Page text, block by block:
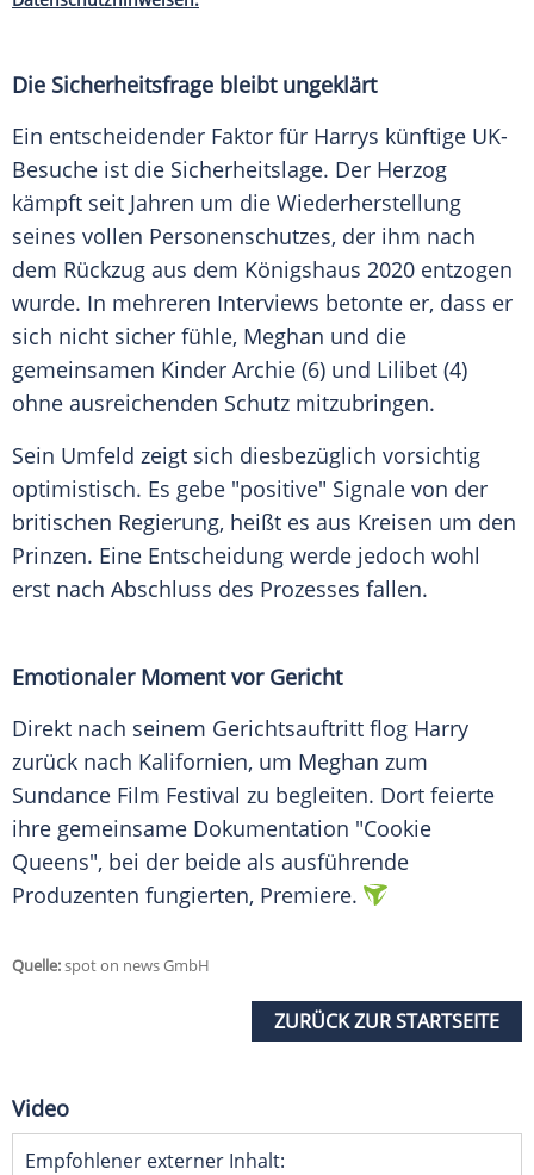
Die Sicherheitsfrage bleibt ungeklärt
Ein entscheidender Faktor für Harrys künftige UK-
Besuche ist die Sicherheitslage. Der Herzog
kämpft seit Jahren um die Wiederherstellung
seines vollen Personenschutzes, der ihm nach
dem Rückzug aus dem Königshaus 2020 entzogen
wurde. In mehreren Interviews betonte er, dass er
sich nicht sicher fühle, Meghan und die
gemeinsamen Kinder Archie (6) und Lilibet (4)
ohne ausreichenden Schutz mitzubringen.
Sein Umfeld zeigt sich diesbezüglich vorsichtig
optimistisch. Es gebe "positive" Signale von der
britischen Regierung, heißt es aus Kreisen um den
Prinzen. Eine Entscheidung werde jedoch wohl
erst nach Abschluss des Prozesses fallen.
Emotionaler Moment vor Gericht
Direkt nach seinem Gerichtsauftritt flog Harry
zurück nach Kalifornien, um Meghan zum
Sundance Film Festival zu begleiten. Dort feierte
ihre gemeinsame Dokumentation "Cookie
Queens", bei der beide als ausführende
Produzenten fungierten, Premiere.
Quelle:spot on news GmbH
ZURÜCK ZUR STARTSEITE
Video
Empfohlener externer Inhalt: